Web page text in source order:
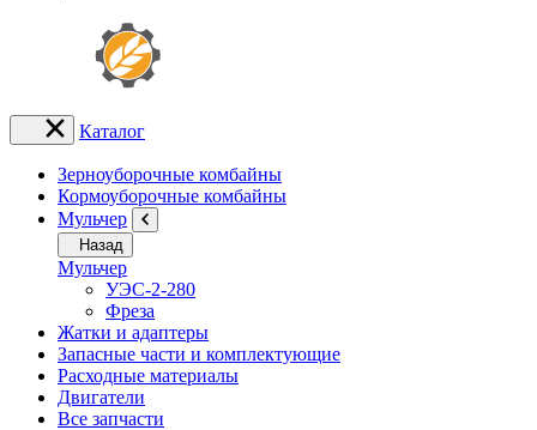
Каталог
Зерноуборочные комбайны
Кормоуборочные комбайны
Мульчер
Назад
Мульчер
УЭС-2-280
Фреза
Жатки и адаптеры
Запасные части и комплектующие
Расходные материалы
Двигатели
Все запчасти